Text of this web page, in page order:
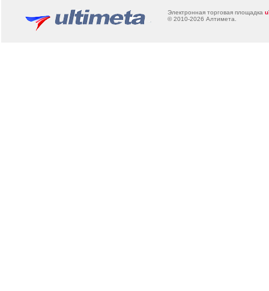
Электронная торговая площадка u
© 2010-2026 Алтимета